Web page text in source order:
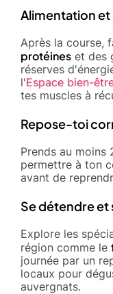
Alimentation et
Après la course,
protéines et des
réserves
l'Espace bien-
tes muscles à
Repose-toi
Prends au
permettre à ton
avant de
Se détendre et
Explore les
région comme le
journée par un
locaux pour
auvergnats.